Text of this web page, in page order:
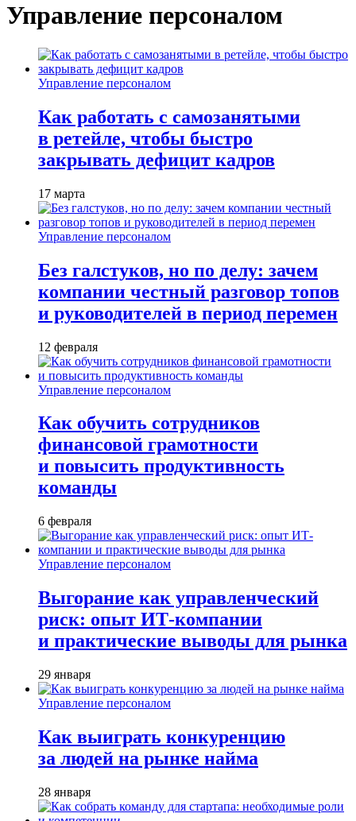
Управление персоналом
Управление персоналом
Как работать с самозанятыми
в ретейле, чтобы быстро
закрывать дефицит кадров
17 марта
Управление персоналом
Без галстуков, но по делу: зачем
компании честный разговор топов
и руководителей в период перемен
12 февраля
Управление персоналом
Как обучить сотрудников
финансовой грамотности
и повысить продуктивность
команды
6 февраля
Управление персоналом
Выгорание как управленческий
риск: опыт ИТ-компании
и практические выводы для рынка
29 января
Управление персоналом
Как выиграть конкуренцию
за людей на рынке найма
28 января